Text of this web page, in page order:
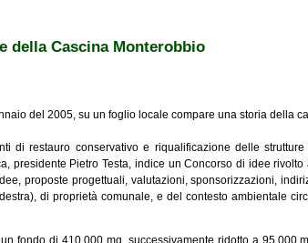
della Cascina Monterobbio
del 2005, su un foglio locale compare una storia della
di restauro conservativo e riqualificazione delle
presidente Pietro Testa, indice un Concorso di idee
proposte progettuali, valutazioni, sponsorizzazioni,
di proprietà comunale, e del contesto ambientale
fondo di 410.000 mq, successivamente ridotto a 95.000